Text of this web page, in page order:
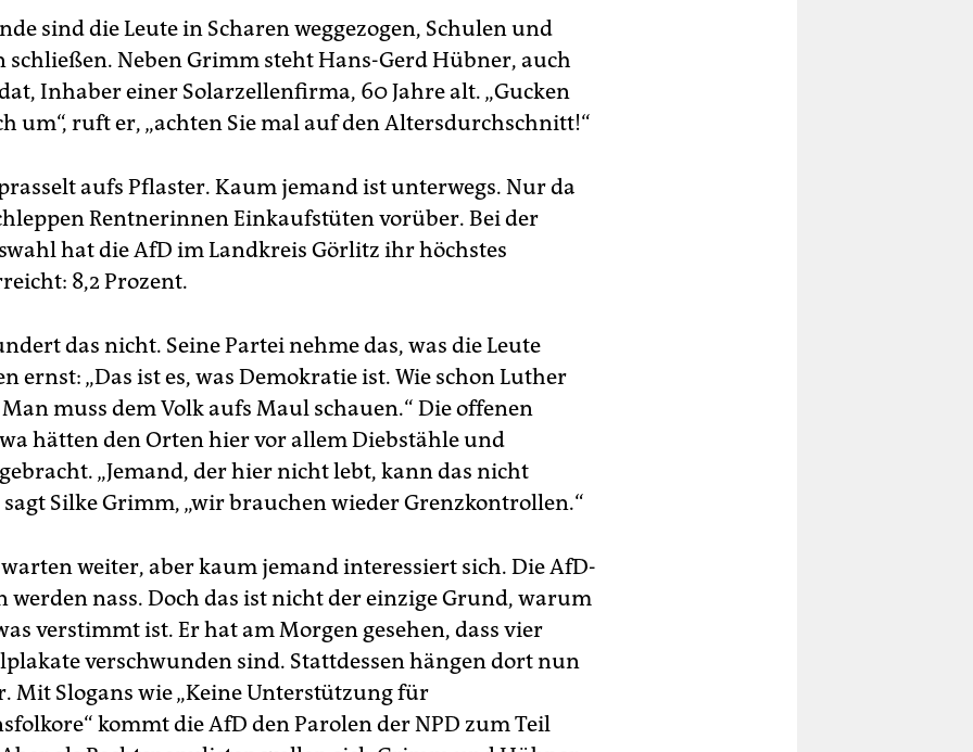
sind die Leute in Scharen weggezogen, Schulen und
Neben Grimm steht Hans-Gerd Hübner, auch
Inhaber einer Solarzellenfirma, 60 Jahre alt. „Gucken
um“, ruft er, „achten Sie mal auf den Altersdurchschnitt!“
aufs Pflaster. Kaum jemand ist unterwegs. Nur da
Rentnerinnen Einkaufstüten vorüber. Bei der
hat die AfD im Landkreis Görlitz ihr höchstes
8,2 Prozent.
das nicht. Seine Partei nehme das, was die Leute
ernst: „Das ist es, was Demokratie ist. Wie schon Luther
muss dem Volk aufs Maul schauen.“ Die offenen
hätten den Orten hier vor allem Diebstähle und
„Jemand, der hier nicht lebt, kann das nicht
sagt Silke Grimm, „wir brauchen wieder Grenzkontrollen.“
weiter, aber kaum jemand interessiert sich. Die AfD-
werden nass. Doch das ist nicht der einzige Grund, warum
verstimmt ist. Er hat am Morgen gesehen, dass vier
verschwunden sind. Stattdessen hängen dort nun
Mit Slogans wie „Keine Unterstützung für
kommt die AfD den Parolen der NPD zum Teil